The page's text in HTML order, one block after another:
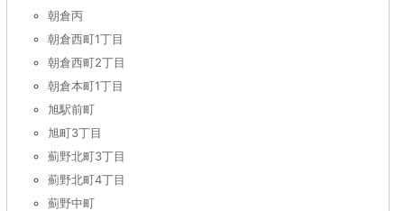
朝倉丙
朝倉西町1丁目
朝倉西町2丁目
朝倉本町1丁目
旭駅前町
旭町3丁目
薊野北町3丁目
薊野北町4丁目
薊野中町